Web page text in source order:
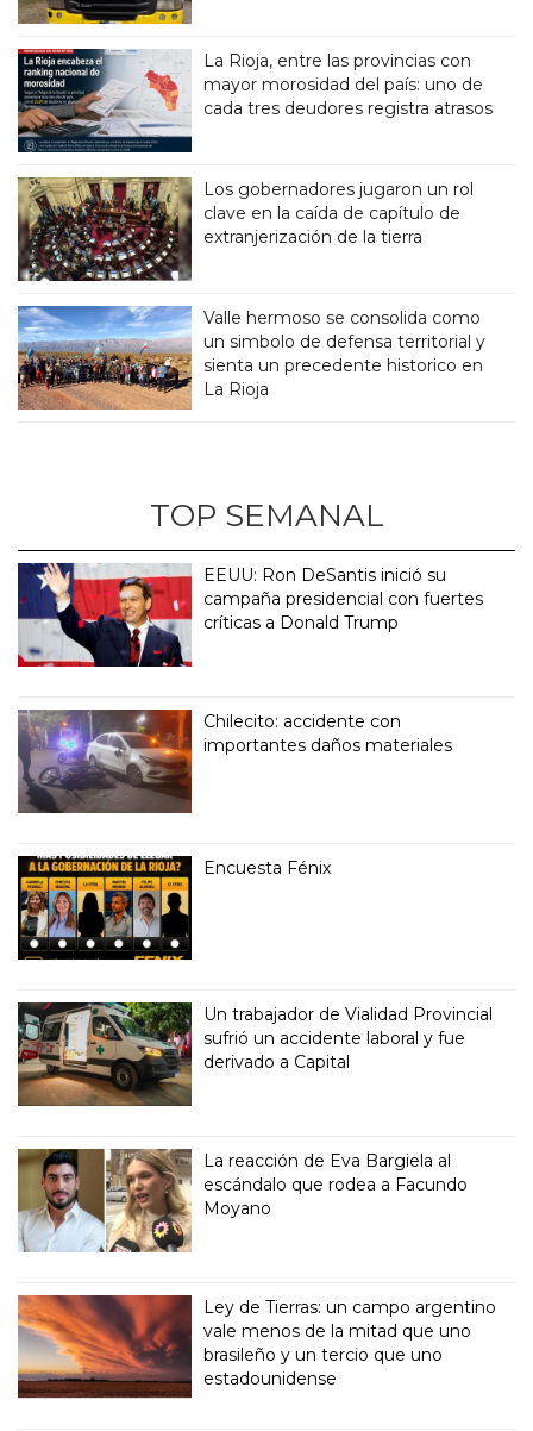
La Rioja, entre las provincias con
mayor morosidad del país: uno de
cada tres deudores registra atrasos
Los gobernadores jugaron un rol
clave en la caída de capítulo de
extranjerización de la tierra
Valle hermoso se consolida como
un simbolo de defensa territorial y
sienta un precedente historico en
La Rioja
TOP SEMANAL
EEUU: Ron DeSantis inició su
campaña presidencial con fuertes
críticas a Donald Trump
Chilecito: accidente con
importantes daños materiales
Encuesta Fénix
Un trabajador de Vialidad Provincial
sufrió un accidente laboral y fue
derivado a Capital
La reacción de Eva Bargiela al
escándalo que rodea a Facundo
Moyano
Ley de Tierras: un campo argentino
vale menos de la mitad que uno
brasileño y un tercio que uno
estadounidense